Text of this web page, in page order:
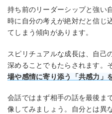
持ち前のリーダーシップと強い
時に自分の考えが絶対だと信じ
てしまう傾向があります。
スピリチュアルな成長は、自己
深めることでもたらされます。
場や感情に寄り添う「共感力」
会話ではまず相手の話を最後ま
像してみましょう。自分とは異